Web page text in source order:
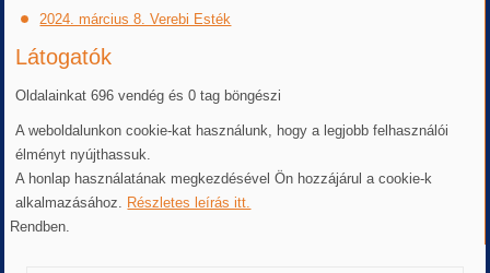
2024. március 8. Verebi Esték
Látogatók
Oldalainkat 696 vendég és 0 tag böngészi
A weboldalunkon cookie-kat használunk, hogy a legjobb felhasználói
élményt nyújthassuk.
A honlap használatának megkezdésével Ön hozzájárul a cookie-k
alkalmazásához. Részletes leírás itt.
Rendben.